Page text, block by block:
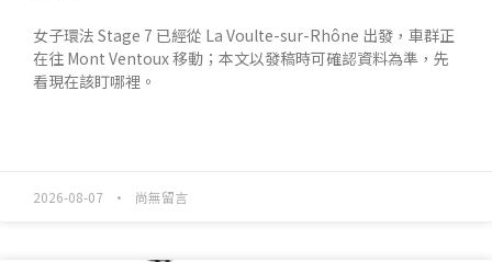
女子環法 Stage 7 已經從 La Voulte-sur-Rhône 出發，車群正
在往 Mont Ventoux 移動；本文以發稿時可確認資料為準，先
看現在該盯哪裡。
2026-08-07 尚無留言